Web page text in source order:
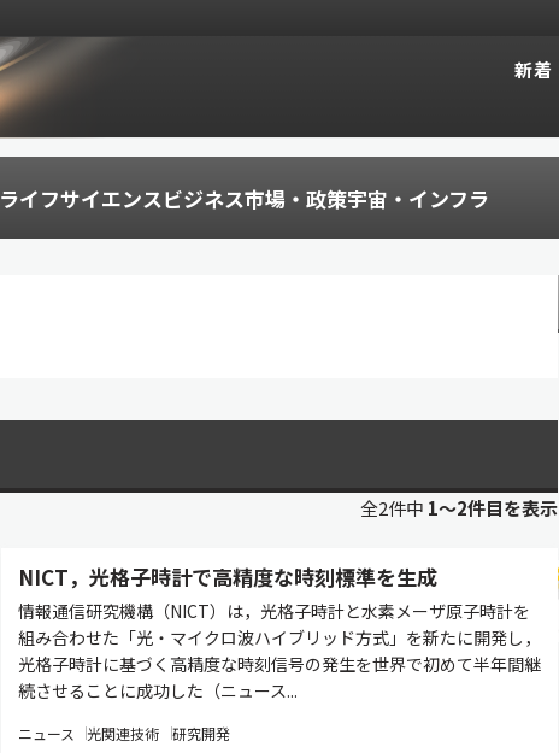
新着
ライフサイエンスビジネス市場・政策宇宙・インフラ
全2件中 1〜2件目を表示
NICT，光格子時計で高精度な時刻標準を生成
情報通信研究機構（NICT）は，光格子時計と水素メーザ原子時計を
組み合わせた「光・マイクロ波ハイブリッド方式」を新たに開発し，
光格子時計に基づく高精度な時刻信号の発生を世界で初めて半年間継
続させることに成功した（ニュース...
ニュース 光関連技術 研究開発